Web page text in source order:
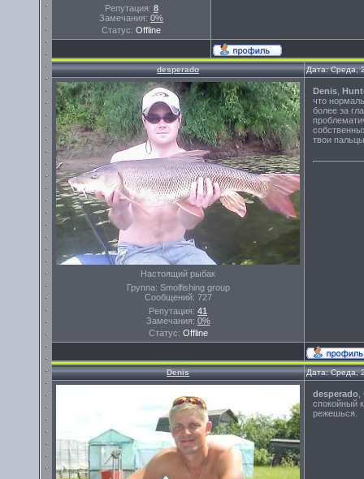
Репутация: 8
Замечания: 0%
Статус: Offline
desperado Дата: Среда,
Настоящий рыбак
Группа: Smolfishing group
Сообщений: 727
Репутация: 41
Замечания: 0%
Статус: Offline
Denis
что
более за
твои
Denis Дата: Среда,
desperado
спокойный
режешься.